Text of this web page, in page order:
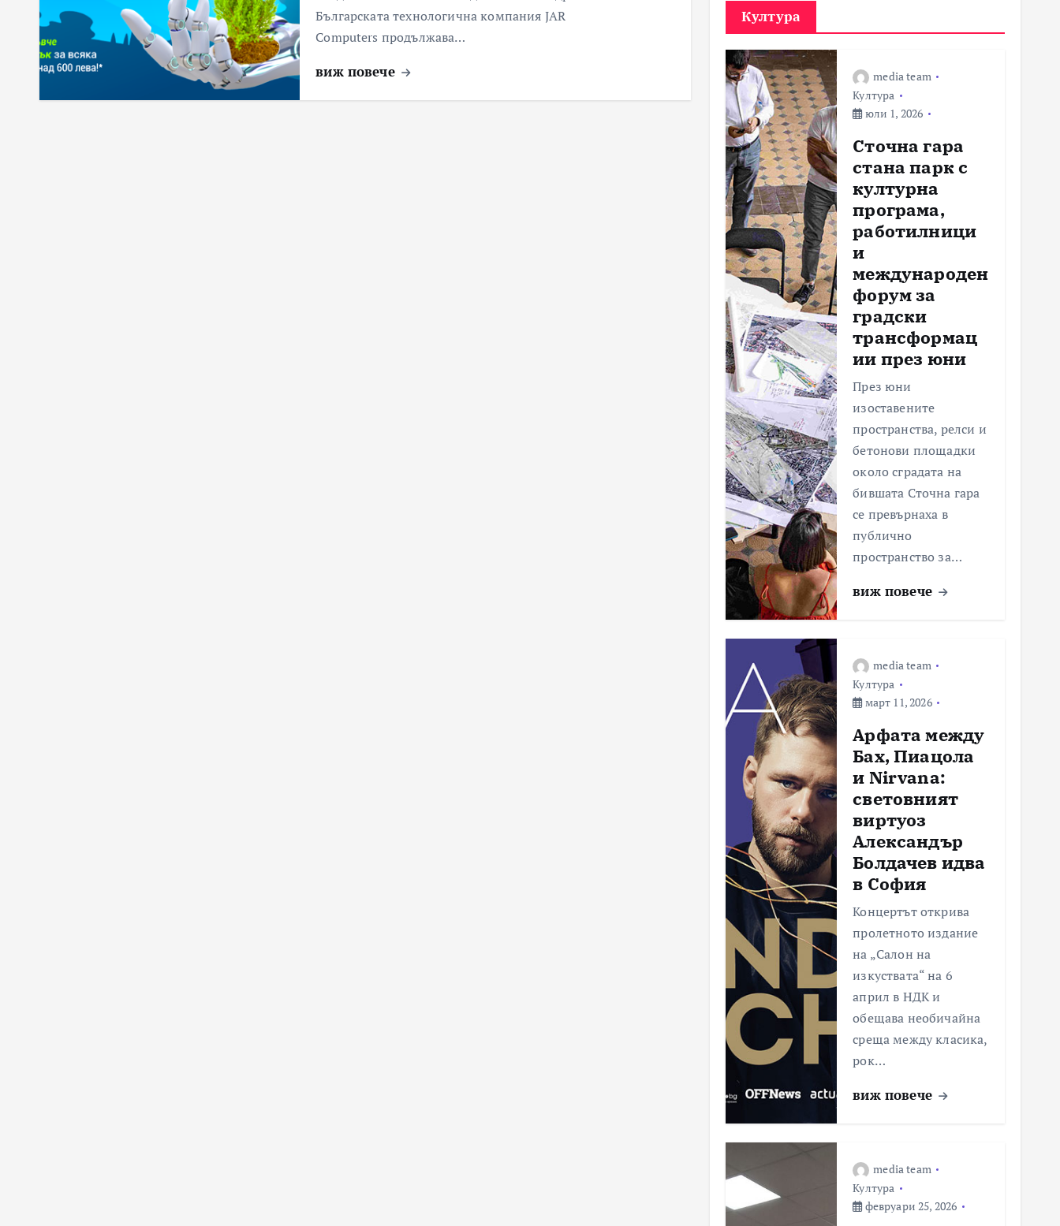
Българската технологична компания JAR
Computers продължава…
виж повече
Култура
media team
Култура
юли 1, 2026
Сточна гара
стана парк с
културна
програма,
работилници
и
международен
форум за
градски
трансформац
ии през юни
През юни
изоставените
пространства, релси и
бетонови площадки
около сградата на
бившата Сточна гара
се превърнаха в
публично
пространство за…
виж повече
media team
Култура
март 11, 2026
Арфата между
Бах, Пиацола
и Nirvana:
световният
виртуоз
Александър
Болдачев идва
в София
Концертът открива
пролетното издание
на „Салон на
изкуствата“ на 6
април в НДК и
обещава необичайна
среща между класика,
рок…
виж повече
media team
Култура
февруари 25, 2026